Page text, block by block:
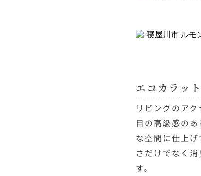
エコカラッ
リビングのア
目の高級感の
な空間に仕上
さだけでなく
す。